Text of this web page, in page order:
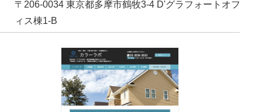
〒206-0034 東京都多摩市鶴牧3-4 D'グラフォートオフ
ィス棟1-B